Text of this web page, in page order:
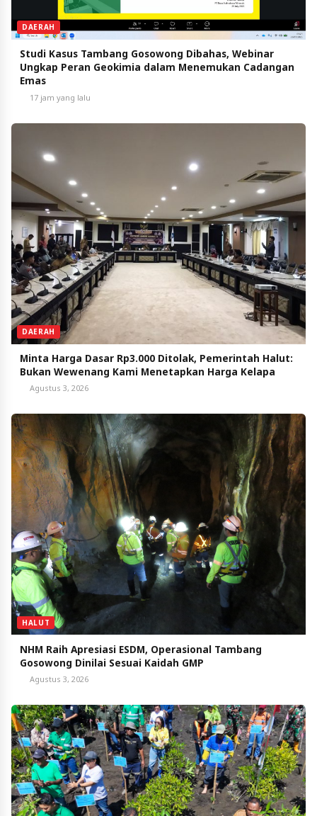
DAERAH
Studi Kasus Tambang Gosowong Dibahas, Webinar
Ungkap Peran Geokimia dalam Menemukan Cadangan
Emas
17 jam yang lalu
DAERAH
Minta Harga Dasar Rp3.000 Ditolak, Pemerintah Halut:
Bukan Wewenang Kami Menetapkan Harga Kelapa
Agustus 3, 2026
HALUT
NHM Raih Apresiasi ESDM, Operasional Tambang
Gosowong Dinilai Sesuai Kaidah GMP
Agustus 3, 2026